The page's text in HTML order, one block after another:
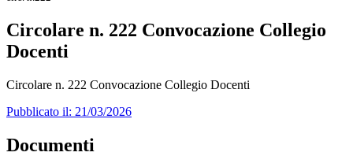
Circolare n. 222 Convocazione Collegio
Docenti
Circolare n. 222 Convocazione Collegio Docenti
Pubblicato il: 21/03/2026
Documenti